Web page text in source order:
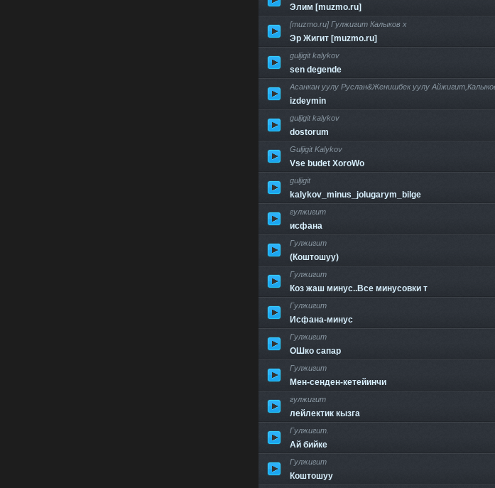
Элим [muzmo.ru]
[muzmo.ru] Гулжигит Калыков х
Эр Жигит [muzmo.ru]
guljigit kalykov
sen degende
Асанкан уулу Руслан&Женишбек уулу
izdeymin
guljigit kalykov
dostorum
Guljigit Kalykov
Vse budet XoroWo
guljigit
kalykov_minus_jolugarym_bilge
гулжигит
исфана
Гулжигит
(Коштошуу)
Гулжигит
Коз жаш минус..Все минусовки т
Гулжигит
Исфана-минус
Гулжигит
ОШко сапар
Гулжигит
Мен-сенден-кетейинчи
гулжигит
лейлектик кызга
Гулжигит.
Ай бийке
Гулжигит
Коштошуу